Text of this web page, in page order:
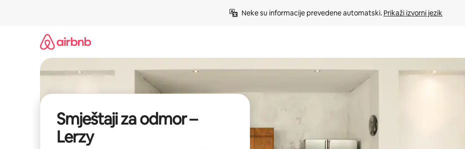
Neke su informacije prevedene automatski. Prikaži izvorni jezik
Smještaji za odmor –
Lerzy